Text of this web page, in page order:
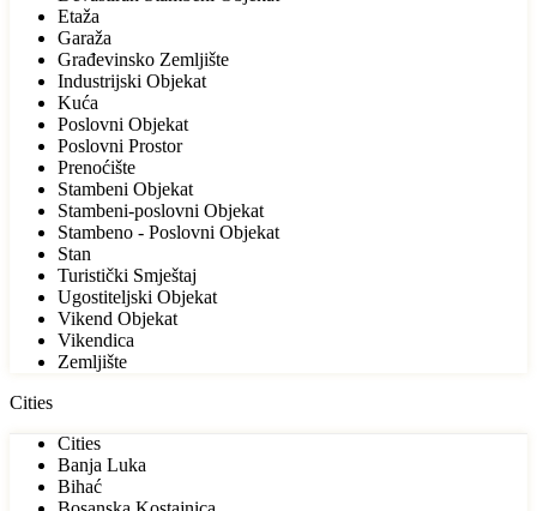
Etaža
Garaža
Građevinsko Zemljište
Industrijski Objekat
Kuća
Poslovni Objekat
Poslovni Prostor
Prenoćište
Stambeni Objekat
Stambeni-poslovni Objekat
Stambeno - Poslovni Objekat
Stan
Turistički Smještaj
Ugostiteljski Objekat
Vikend Objekat
Vikendica
Zemljište
Cities
Cities
Banja Luka
Bihać